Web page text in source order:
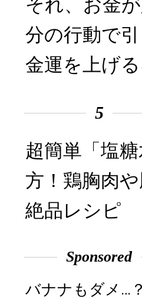
それ、お金
分の行動で
金運を上げ
5
超簡単「塩
方！鶏胸肉
絶品レシピ
Sponsored
バナナもダメ…